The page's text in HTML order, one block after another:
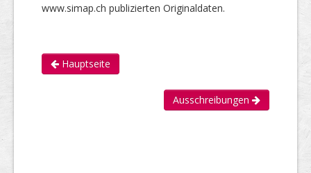
www.simap.ch publizierten Originaldaten.
Hauptseite
Ausschreibungen